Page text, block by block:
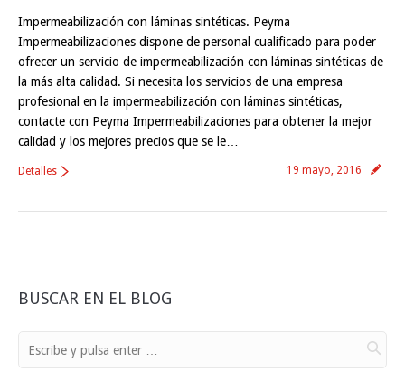
Impermeabilización con láminas sintéticas. Peyma
Impermeabilizaciones dispone de personal cualificado para poder
ofrecer un servicio de impermeabilización con láminas sintéticas de
la más alta calidad. Si necesita los servicios de una empresa
profesional en la impermeabilización con láminas sintéticas,
contacte con Peyma Impermeabilizaciones para obtener la mejor
calidad y los mejores precios que se le…
19 mayo, 2016
Detalles
BUSCAR EN EL BLOG